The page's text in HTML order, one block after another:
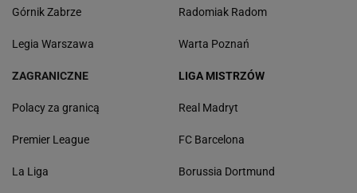
Górnik Zabrze
Legia Warszawa
Radomiak Radom
Warta Poznań
ZAGRANICZNE
Polacy za granicą
Premier League
La Liga
LIGA MISTRZÓW
Real Madryt
FC Barcelona
Borussia Dortmund